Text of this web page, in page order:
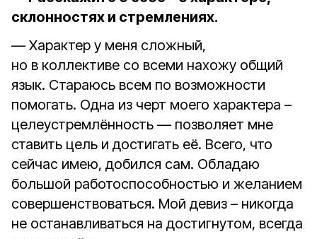
склонностях и стремлениях.
— Характер у меня сложный,
но в коллективе со всеми нахожу общий
язык. Стараюсь всем по возможности
помогать. Одна из черт моего характера –
целеустремлённость — позволяет мне
ставить цель и достигать её. Всего, что
сейчас имею, добился сам. Обладаю
большой работоспособностью и желанием
совершенствоваться. Мой девиз – никогда
не останавливаться на достигнутом, всегда